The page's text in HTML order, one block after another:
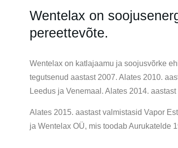
Wentelax on
pereettevõte.
Wentelax on katlajaamu ja soojusvõrke
tegutsenud aastast 2007. Alates 2010.
Leedus ja Venemaal. Alates 2014.
Alates 2015. aastast valmistasid Vapor
ja Wentelax OÜ, mis toodab Aurukatelde